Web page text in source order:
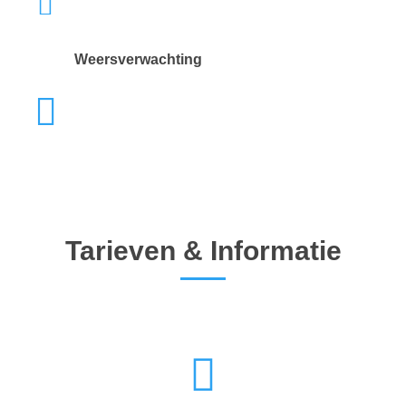
Weersverwachting
Tarieven & Informatie